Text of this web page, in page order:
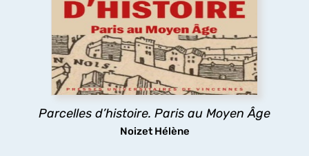
Parcelles d’histoire. Paris au Moyen Âge
Noizet Hélène
Comment le Moyen Âge a dessiné la forme de la
ville de Paris ? Les églises, la trame des rues, les
lotissements, la poésie urbaine montrent
comment les pratiques des habitants médiévaux
ont durablement structuré l’espace urbain
parisien.